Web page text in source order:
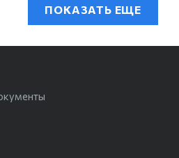
ПОКАЗАТЬ ЕЩЕ